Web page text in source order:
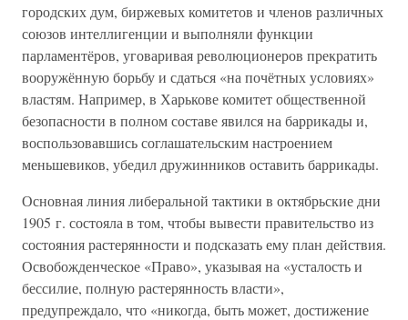
городских дум, биржевых комитетов и членов различных
союзов интеллигенции и выполняли функции
парламентёров, уговаривая революционеров прекратить
вооружённую борьбу и сдаться «на почётных условиях»
властям. Например, в Харькове комитет общественной
безопасности в полном составе явился на баррикады и,
воспользовавшись соглашательским настроением
меньшевиков, убедил дружинников оставить баррикады.
Основная линия либеральной тактики в октябрьские дни
1905 г. состояла в том, чтобы вывести правительство из
состояния растерянности и подсказать ему план действия.
Освобожденческое «Право», указывая на «усталость и
бессилие, полную растерянность власти»,
предупреждало, что «никогда, быть может, достижение